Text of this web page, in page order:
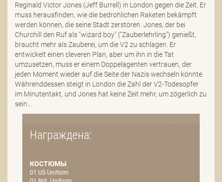
Reginald Victor Jones (Jeff Burrell) in London gegen die Zeit. Er
muss herausfinden, wie die bedrohlichen Raketen bekämpft
werden können, die seine Stadt zerstören. Jones, der bei
Churchill den Ruf als "wizard boy" ("Zauberlehrling") genießt,
braucht mehr als Zauberei, um die V2 zu schlagen. Er
entwickelt einen cleveren Plan, aber um ihn in die Tat
umzusetzen, muss er einem Doppelagenten vertrauen, der
jeden Moment wieder auf die Seite der Nazis wechseln könnte.
Währenddessen steigt in London die Zahl der V2-Todesopfer
im Minutentakt, und Jones hat keine Zeit mehr, um zögerlich zu
sein…
Награждена:
КОСТЮМЫ
01 US Uniform